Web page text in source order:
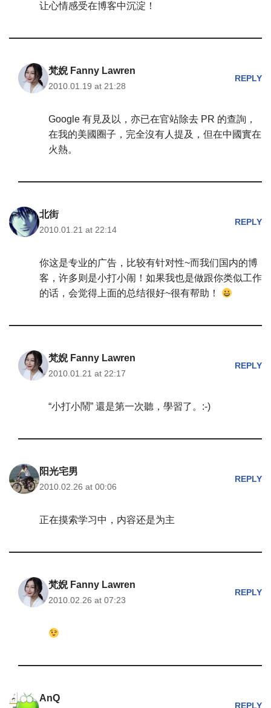
让心情感受在博客中沉淀！
梵婗 Fanny Lawren
2010.01.19 at 21:28
REPLY
Google 有見及以，亦已在官站除去 PR 的查詢，
在我的美國圈子，完全沒有人提及，但在中國實在
火熱。
北街
2010.01.21 at 22:14
REPLY
你这是专业的广告，比较有针对性~而我们国内的博
客，许多则是小打小闹！如果我也是做跟你类似工作
的话，会觉得上面的总结很好~很有帮助！
梵婗 Fanny Lawren
2010.01.21 at 22:17
REPLY
“小打小鬧” 還是第一次聽，學習了。:-)
阳光宅男
2010.02.26 at 00:06
REPLY
正在摸索学习中，内容还是为主
梵婗 Fanny Lawren
2010.02.26 at 07:23
REPLY
AnQ
REPLY